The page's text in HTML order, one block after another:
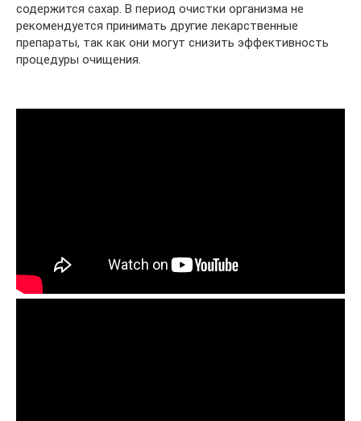
содержится сахар. В период очистки организма не
рекомендуется принимать другие лекарственные
препараты, так как они могут снизить эффективность
процедуры очищения.